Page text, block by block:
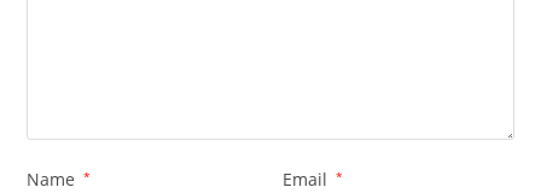
Name * Email *